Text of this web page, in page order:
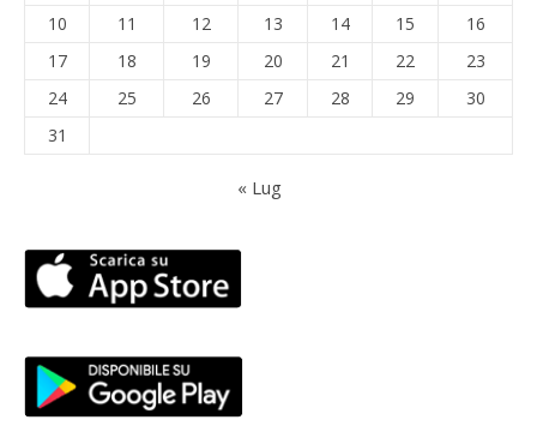
10
11 12 13 14 15
16
17
18 19 20 21 22
23
24
25 26 27 28 29
30
31
« Lug